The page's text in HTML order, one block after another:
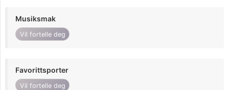
Musiksmak
Vil fortelle deg
Favorittsporter
Vil fortelle deg